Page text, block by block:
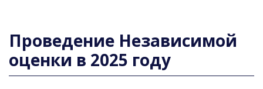
Проведение Независимой
оценки в 2025 году